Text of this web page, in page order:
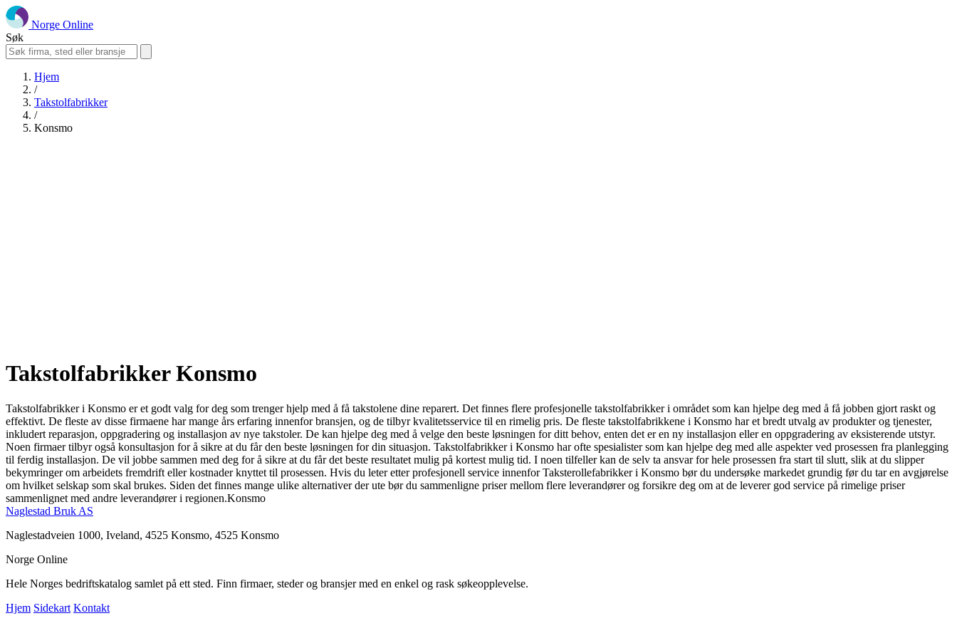
Norge Online
Søk
Hjem
/
Takstolfabrikker
/
Konsmo
Takstolfabrikker Konsmo
Takstolfabrikker i Konsmo er et godt valg for deg som trenger hjelp med å få takstolene dine reparert. Det finnes flere profesjonelle takstolfabrikker i området som kan hjelpe deg med å få jobben gjort raskt og
effektivt. De fleste av disse firmaene har mange års erfaring innenfor bransjen, og de tilbyr kvalitetsservice til en rimelig pris. De fleste takstolfabrikkene i Konsmo har et bredt utvalg av produkter og tjenester,
inkludert reparasjon, oppgradering og installasjon av nye takstoler. De kan hjelpe deg med å velge den beste løsningen for ditt behov, enten det er en ny installasjon eller en oppgradering av eksisterende utstyr.
Noen firmaer tilbyr også konsultasjon for å sikre at du får den beste løsningen for din situasjon. Takstolfabrikker i Konsmo har ofte spesialister som kan hjelpe deg med alle aspekter ved prosessen fra planlegging
til ferdig installasjon. De vil jobbe sammen med deg for å sikre at du får det beste resultatet mulig på kortest mulig tid. I noen tilfeller kan de selv ta ansvar for hele prosessen fra start til slutt, slik at du slipper
bekymringer om arbeidets fremdrift eller kostnader knyttet til prosessen. Hvis du leter etter profesjonell service innenfor Taksterollefabrikker i Konsmo bør du undersøke markedet grundig før du tar en avgjørelse
om hvilket selskap som skal brukes. Siden det finnes mange ulike alternativer der ute bør du sammenligne priser mellom flere leverandører og forsikre deg om at de leverer god service på rimelige priser
sammenlignet med andre leverandører i regionen.Konsmo
Naglestad Bruk AS
Naglestadveien 1000, Iveland, 4525 Konsmo, 4525 Konsmo
Norge Online
Hele Norges bedriftskatalog samlet på ett sted. Finn firmaer, steder og bransjer med en enkel og rask søkeopplevelse.
Hjem Sidekart Kontakt